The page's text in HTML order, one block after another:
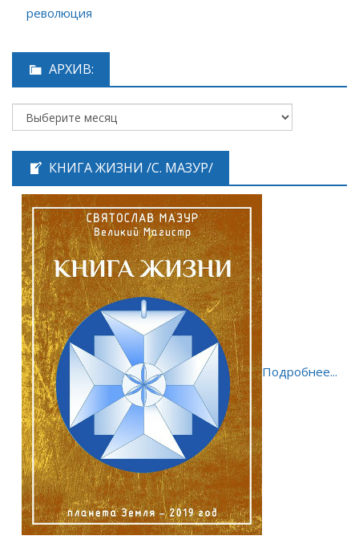
революция
АРХИВ:
КНИГА ЖИЗНИ /С. МАЗУР/
Подробнее...